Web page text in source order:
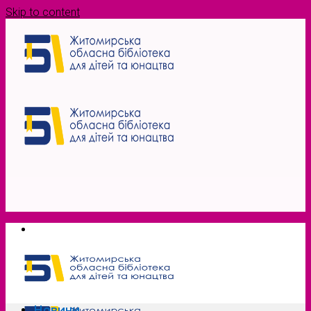
Skip to content